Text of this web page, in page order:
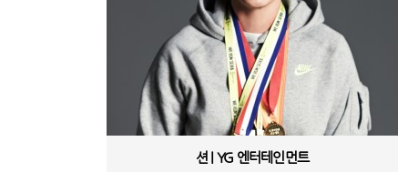
션 | YG 엔터테인먼트